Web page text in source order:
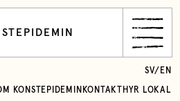
KONSTEPIDEMIN KONTAKT HYR LOKAL
SV/ EN